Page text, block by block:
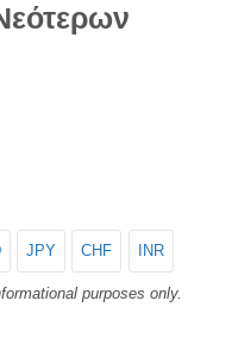
JPY CHF INR
purposes only.